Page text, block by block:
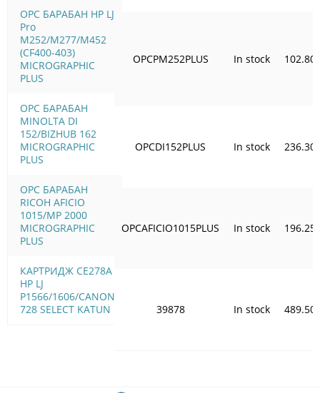
OPC БАРАБАН HP LJ
Pro
M252/M277/M452
(CF400-403)
MICROGRAPHIC
PLUS
OPC БАРАБАН
MINOLTA DI
152/BIZHUB 162
MICROGRAPHIC
PLUS
OPC БАРАБАН
RICOH AFICIO
1015/MP 2000
MICROGRAPHIC
PLUS
КАРТРИДЖ CE278A
HP LJ
P1566/1606/CANON
728 SELECT KATUN
OPCPM252PLUS In stock 102.80
OPCDI152PLUS In stock 236.30
OPCAFICIO1015PLUS In stock 196.25
39878 In stock 489.50